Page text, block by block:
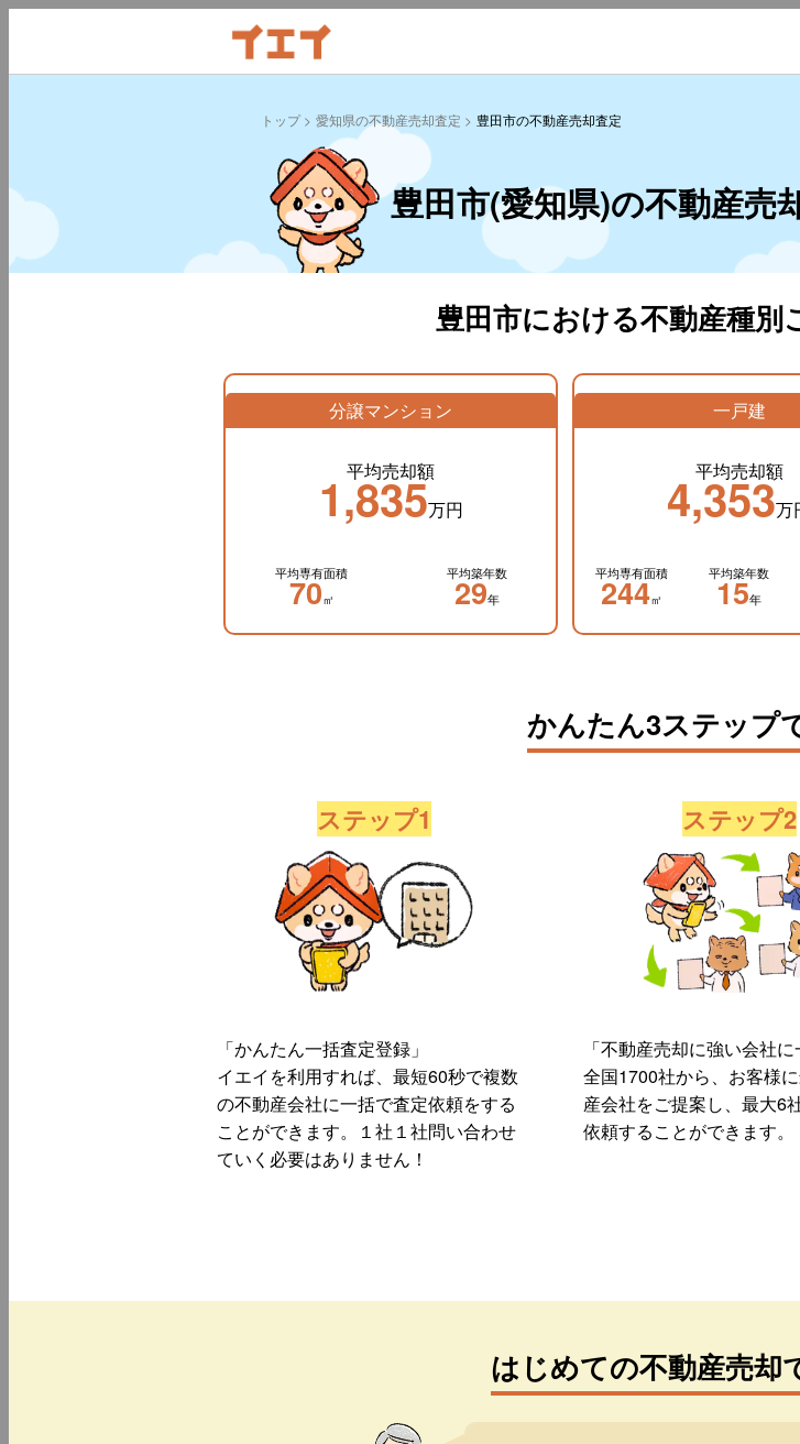
トップ 愛知県の不動産売却査定 豊田市の不動産売却査定
豊田市(愛知県)の不動産売
豊田市における不動産種別
分譲マンション
平均売却額
1,835万円
平均専有面積
70㎡
平均築年数
29年
一戸建
平均売却額
4,353万
平均専有面積
244㎡
平均築年数
15年
かんたん3ステップ
ステップ1
「かんたん一括査定登録」
イエイを利用すれば、最短60秒で複数
の不動産会社に一括で査定依頼をする
ことができます。１社１社問い合わせ
ていく必要はありません！
ステップ2
「不動産売却に強い会社に
全国1700社から、お客様
産会社をご提案し、最大6
依頼することができます。
はじめての不動産売却